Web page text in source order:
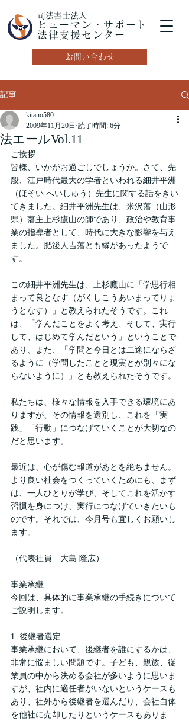
司法書士法人
ヒューマン・サポート
法律支援センター
お問い合わせ
記事
法エールVol.11
kitano580
2009年11月20日 読了時間: 6分
ご挨拶
皆様、いかがお過ごしでしょうか。さて、先
般、江戸時代最大の学者といわれる細井平洲
（ほそい へいしゅう）先生に関する話をきい
てきました。細井平洲先生は、米沢藩（山形
県）藩主上杉鷹山の師であり、政治や教育事
業の指導者として、時代に大きな影響を与え
ました。肥後人吉藩とも縁があったようで
す。
この細井平洲先生は、上杉鷹山に「学思行相
まって良となす（がくしこうあいまってりょ
うとなす）」と教えられたそうです。これ
は、「学んだことをよく考え、そして、実行
して、はじめて学んだという」ということで
あり、また、「学問と今日とは二途にならざ
るように（学問したことと現実とが別々にな
らないように）」とも教えられたそうです。
私たちは、様々な情報を入手できる環境にあ
りますが、その情報を選別し、これを「実
践」「行動」につなげていくことが大切なの
だと思います。
最近は、心が傷む報道があとを絶ちません。
より良い社会をつくっていくためにも、まず
は、一人ひとりが学び、そしてこれを活かす
習慣を身につけ、実行につなげていきたいも
のです。それでは、今月号も宜しくお願いし
ます。
（代表社員　大島 隆広）
事業承継
今回は、具体的に事業承継の手続きについて
ご説明します。
1. 後継者選定
事業承継において、後継者を誰にするかは、
非常に悩ましい問題です。子ども、親族、従
業員の中から決める会社が多いように思いま
すが、社内に適任者がいないというケースも
あり、社外から後継者を選んだり、会社自体
を他社に売却したりというケースもありま